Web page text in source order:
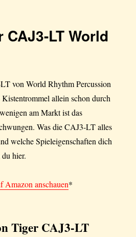
CAJ3-LT World
von World Rhythm Percussion
allein schon durch
am Markt ist das
Was die CAJ3-LT alles
welche Spieleigenschaften dich
hier.
Amazon anschauen*
Tiger CAJ3-LT